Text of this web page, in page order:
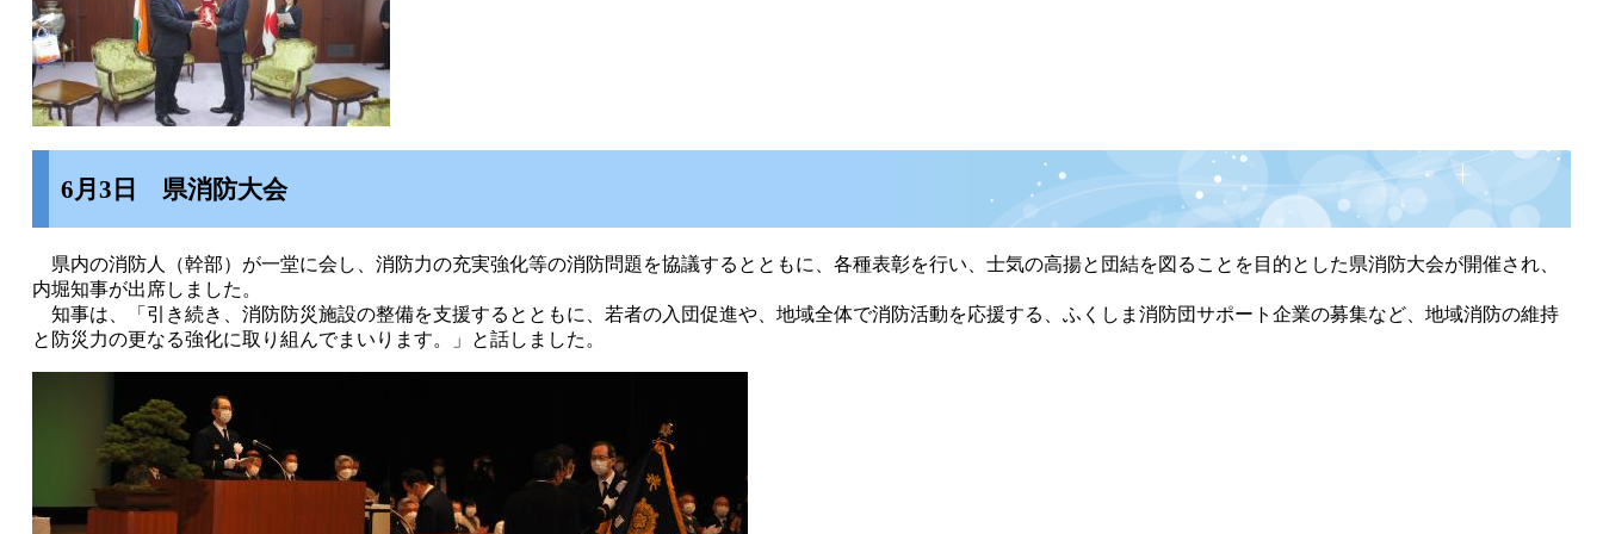
6月3日 県消防大会
県内の消防人（幹部）が一堂に会し、消防力の充実強化等の消防問題を協議するとともに、各種表彰を行い、士気の高揚と団結を図ることを目的とした県消防大会が開催され、
内堀知事が出席しました。
知事は、「引き続き、消防防災施設の整備を支援するとともに、若者の入団促進や、地域全体で消防活動を応援する、ふくしま消防団サポート企業の募集など、地域消防の維持
と防災力の更なる強化に取り組んでまいります。」と話しました。